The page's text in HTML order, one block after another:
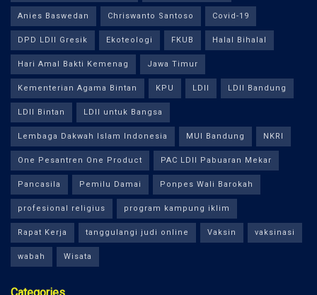
Anies Baswedan Chriswanto Santoso Covid-19
DPD LDII Gresik Ekoteologi FKUB Halal Bihalal
Hari Amal Bakti Kemenag Jawa Timur
Kementerian Agama Bintan KPU LDII LDII Bandung
LDII Bintan LDII untuk Bangsa
Lembaga Dakwah Islam Indonesia MUI Bandung NKRI
One Pesantren One Product PAC LDII Pabuaran Mekar
Pancasila Pemilu Damai Ponpes Wali Barokah
profesional religius program kampung iklim
Rapat Kerja tanggulangi judi online Vaksin vaksinasi
wabah Wisata